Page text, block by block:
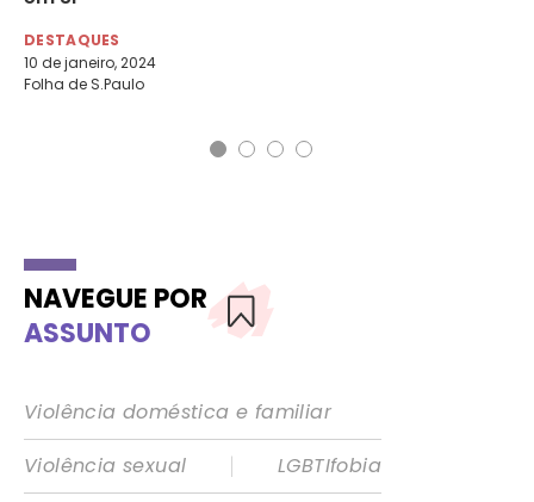
DESTAQUES
10 de janeiro, 2024
Folha de S.Paulo
NAVEGUE POR
ASSUNTO
Violência doméstica e familiar
Violência sexual
|
LGBTIfobia